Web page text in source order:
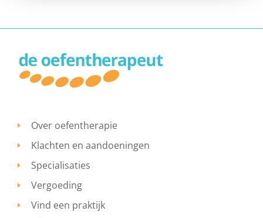
Over oefentherapie
Klachten en aandoeningen
Specialisaties
Vergoeding
Vind een praktijk